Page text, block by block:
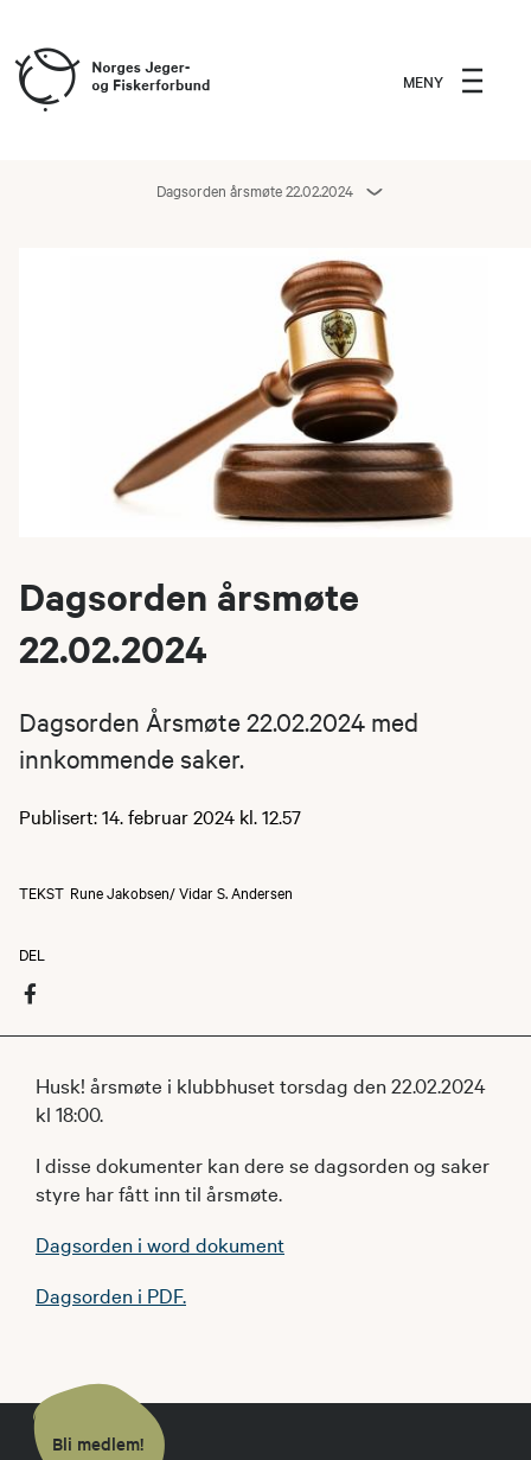
MENY
Dagsorden årsmøte 22.02.2024
Dagsorden årsmøte
22.02.2024
Dagsorden Årsmøte 22.02.2024 med
innkommende saker.
Publisert: 14. februar 2024 kl. 12.57
TEKST Rune Jakobsen/ Vidar S. Andersen
DEL
Husk! årsmøte i klubbhuset torsdag den 22.02.2024
kl 18:00.
I disse dokumenter kan dere se dagsorden og saker
styre har fått inn til årsmøte.
Dagsorden i word dokument
Dagsorden i PDF.
Bli medlem!